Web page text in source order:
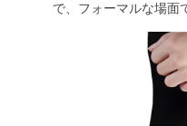
で、フォーマルな場面